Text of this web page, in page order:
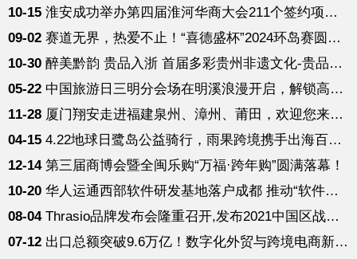
10-15 淮安成功举办第四届淮河华商大会211个签约项目 总投资1486.4亿元
09-02 赛道无界，热爱不止！“喜德盛杯”2024环岛赛圆满落幕
10-30 醉美黔韵 贵品入浙 首届多彩贵州非遗文化-贵品博览会
05-22 中国旅游日三明分会场在明溪浪漫开启，解锁高品质小众旅游点！
11-28 厦门翔安走进福建泉州、漳州、莆田，欢迎您来厝坐坐
04-15 4.22地球日鹭岛公益骑行，雨果跨境携手出海百企共创新“骑”迹
12-14 第三届商博会暨全闽乐购“万福·跨年购”圆满落幕！
10-20 华人运通西部软件研发基地落户成都 推动“软件定义汽车”研发
08-04 Thrasio品牌发布会隆重召开,发布2021中国区战略规划
07-12 出口总额突破9.6万亿！数字化外贸与跨境电商新迎来新增长！